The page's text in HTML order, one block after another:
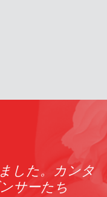
した。カンタ
サーたち